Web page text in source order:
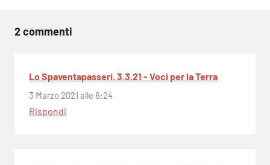
2 commenti
Lo Spaventapasseri. 3.3.21 - Voci per la Terra
3 Marzo 2021 alle 6:24
Rispondi